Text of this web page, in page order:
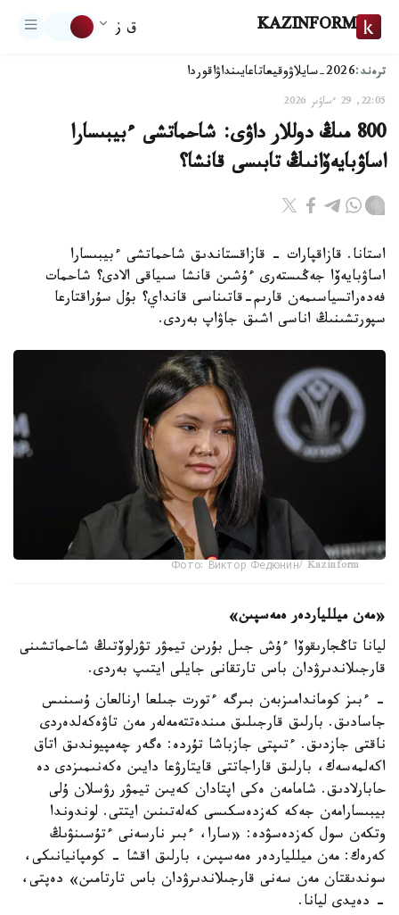
KAZINFORM ق ز
ترەند:2026-سايلاۋ وقيعاتاعايىنداۋاقوردا
22:05, 29 ءساۋىر 2026
800 مىڭ دوللار داۋى: شاحماتشى ءبيبىسارا
اساۋبايەۆانىڭ تابىسى قانشا؟
استانا. قازاقپارات - قازاقستاندىق شاحماتشى ءبيبىسارا
اساۋبايەۆا جەڭىستەرى ءۇشىن قانشا سىياقى الادى؟ شاحمات
فەدەراتسياسىمەن قارىم-قاتىناسى قانداي؟ بۇل سۇراقتارعا
سپورتشىنىڭ اناسى اشىق جاۋاپ بەردى.
Фото: Виктор Федюнин/ Kazinform
«مەن ميللياردەر ەمەسپىن»
ليانا تاڭجارىقوۆا ءۇش جىل بۇرىن تيمۋر تۋرلوۆتىڭ شاحماتشىنى
قارجىلاندىرۋدان باس تارتقانى جايلى ايتىپ بەردى.
- ءبىز كوماندامىزبەن بىرگە ءتورت جىلعا ارنالعان ۇسىنىس
جاسادىق. بارلىق قارجىلىق مىندەتتەمەلەر مەن تاۋەكەلدەردى
ناقتى جازدىق. ءتىپتى جازباشا تۇردە: ەگەر چەمپيوندىق اتاق
اكەلمەسەك، بارلىق قاراجاتتى قايتارۋعا دايىن ەكەنىمىزدى دە
حابارلادىق. شامامەن ەكى اپتادان كەيىن تيمۋر رۋسلان ۇلى
بيبىسارامەن جەكە كەزدەسكىسى كەلەتىنىن ايتتى. لوندوندا
وتكەن سول كەزدەسۋدە: «سارا، ءبىر نارسەنى ءتۇسىنۋىڭ
كەرەك: مەن ميللياردەر ەمەسپىن، بارلىق اقشا - كومپانيانىكى،
سوندىقتان مەن سەنى قارجىلاندىرۋدان باس تارتامىن» دەپتى،
- دەيدى ليانا.